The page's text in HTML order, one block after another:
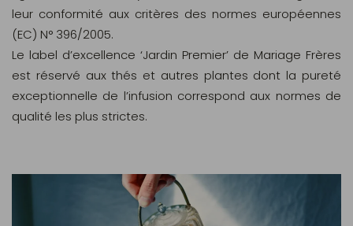
leur conformité aux critères des normes européennes
(EC) N° 396/2005.
Le label d’excellence ‘Jardin Premier’ de Mariage Frères
est réservé aux thés et autres plantes dont la pureté
exceptionnelle de l’infusion correspond aux normes de
qualité les plus strictes.